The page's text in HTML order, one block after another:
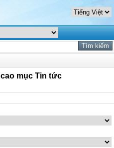
mục Tin tức